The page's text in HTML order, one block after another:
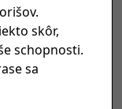
skôr,
schopnosti.
sa